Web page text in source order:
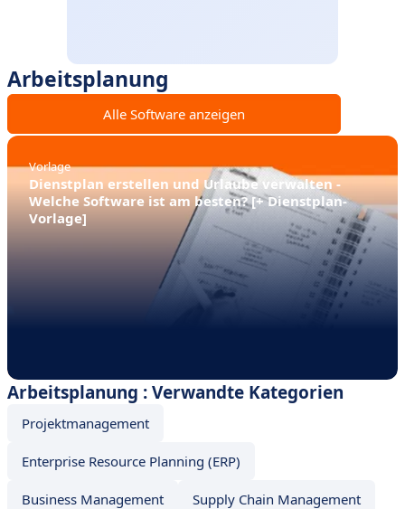
Arbeitsplanung
Alle Software anzeigen
Vorlage
Dienstplan erstellen und Urlaube verwalten -
Welche Software ist am besten? [+ Dienstplan-
Vorlage]
Arbeitsplanung : Verwandte Kategorien
Projektmanagement
Enterprise Resource Planning (ERP)
Business Management Supply Chain Management